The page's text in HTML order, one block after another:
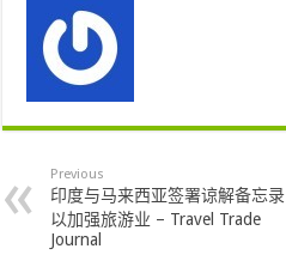
Previous
印度与马来西亚签署谅解备忘录
以加强旅游业 – Travel Trade
Journal